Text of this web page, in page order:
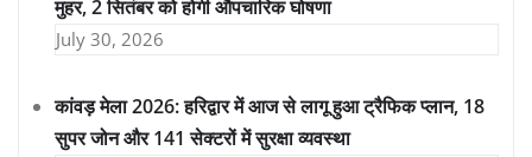
मुहर, 2 सितंबर को होगी औपचारिक घोषणा
July 30, 2026
कांवड़ मेला 2026: हरिद्वार में आज से लागू हुआ ट्रैफिक प्लान, 18
सुपर जोन और 141 सेक्टरों में सुरक्षा व्यवस्था